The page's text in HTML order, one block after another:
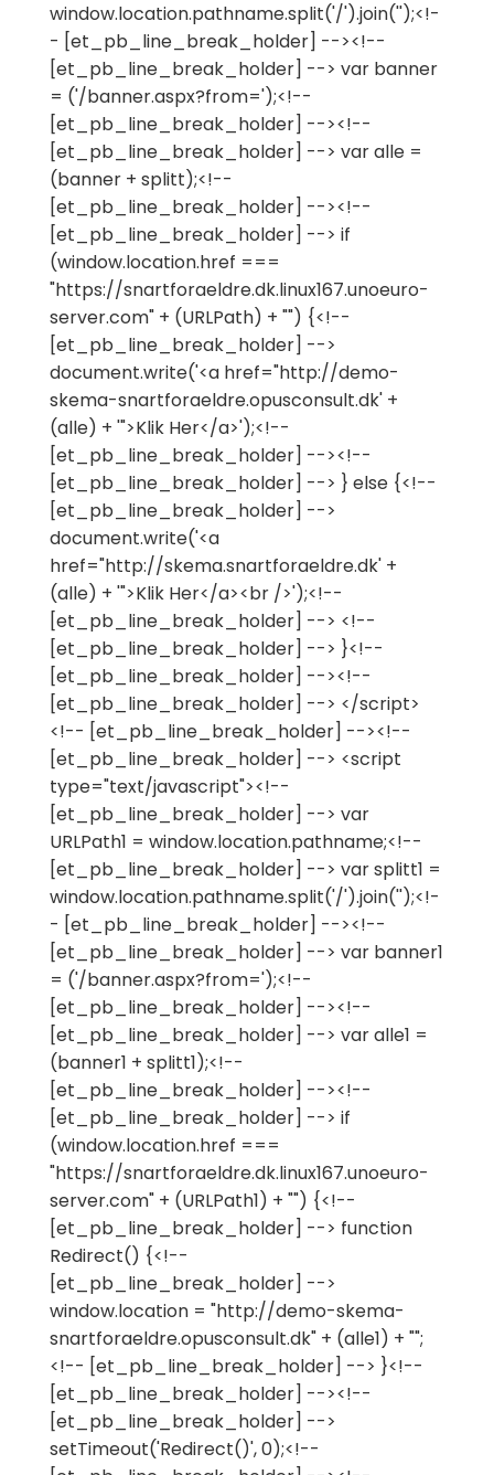
window.location.pathname.split('/').join('');<!-
- [et_pb_line_break_holder] --><!--
[et_pb_line_break_holder] --> var banner
= ('/banner.aspx?from=');<!--
[et_pb_line_break_holder] --><!--
[et_pb_line_break_holder] --> var alle =
(banner + splitt);<!--
[et_pb_line_break_holder] --><!--
[et_pb_line_break_holder] --> if
(window.location.href ===
"https://snartforaeldre.dk.linux167.unoeuro-
server.com" + (URLPath) + "") {<!--
[et_pb_line_break_holder] -->
document.write('<a href="http://demo-
skema-snartforaeldre.opusconsult.dk' +
(alle) + '">Klik Her</a>');<!--
[et_pb_line_break_holder] --><!--
[et_pb_line_break_holder] --> } else {<!--
[et_pb_line_break_holder] -->
document.write('<a
href="http://skema.snartforaeldre.dk' +
(alle) + '">Klik Her</a><br />');<!--
[et_pb_line_break_holder] --> <!--
[et_pb_line_break_holder] --> }<!--
[et_pb_line_break_holder] --><!--
[et_pb_line_break_holder] --> </script>
<!-- [et_pb_line_break_holder] --><!--
[et_pb_line_break_holder] --> <script
type="text/javascript"><!--
[et_pb_line_break_holder] --> var
URLPath1 = window.location.pathname;<!--
[et_pb_line_break_holder] --> var splitt1 =
window.location.pathname.split('/').join('');<!-
- [et_pb_line_break_holder] --><!--
[et_pb_line_break_holder] --> var banner1
= ('/banner.aspx?from=');<!--
[et_pb_line_break_holder] --><!--
[et_pb_line_break_holder] --> var alle1 =
(banner1 + splitt1);<!--
[et_pb_line_break_holder] --><!--
[et_pb_line_break_holder] --> if
(window.location.href ===
"https://snartforaeldre.dk.linux167.unoeuro-
server.com" + (URLPath1) + "") {<!--
[et_pb_line_break_holder] --> function
Redirect() {<!--
[et_pb_line_break_holder] -->
window.location = "http://demo-skema-
snartforaeldre.opusconsult.dk" + (alle1) + "";
<!-- [et_pb_line_break_holder] --> }<!--
[et_pb_line_break_holder] --><!--
[et_pb_line_break_holder] -->
setTimeout('Redirect()', 0);<!--